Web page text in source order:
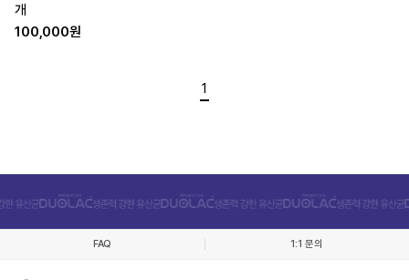
개
100,000원
1
FAQ 1:1 문의